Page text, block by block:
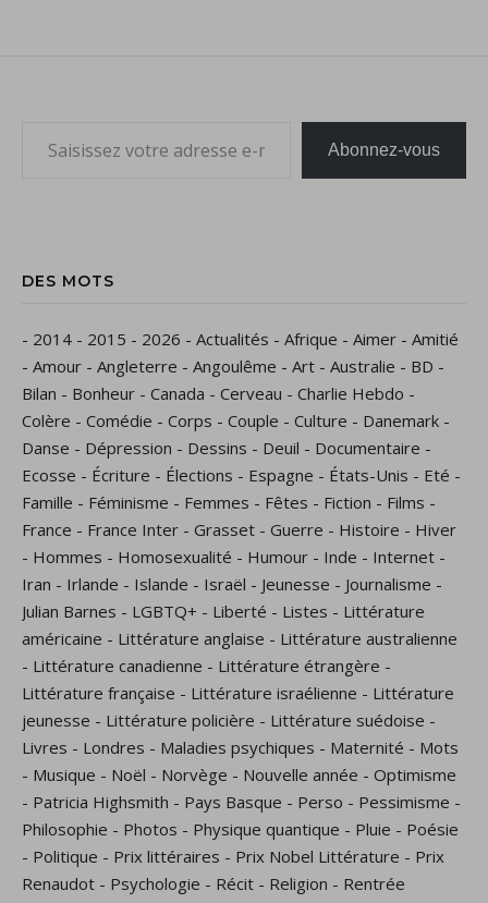
Abonnez-vous
DES MOTS
- 2014 - 2015 - 2026 - Actualités - Afrique - Aimer - Amitié
- Amour - Angleterre - Angoulême - Art - Australie - BD -
Bilan - Bonheur - Canada - Cerveau - Charlie Hebdo -
Colère - Comédie - Corps - Couple - Culture - Danemark -
Danse - Dépression - Dessins - Deuil - Documentaire -
Ecosse - Écriture - Élections - Espagne - États-Unis - Eté -
Famille - Féminisme - Femmes - Fêtes - Fiction - Films -
France - France Inter - Grasset - Guerre - Histoire - Hiver
- Hommes - Homosexualité - Humour - Inde - Internet -
Iran - Irlande - Islande - Israël - Jeunesse - Journalisme -
Julian Barnes - LGBTQ+ - Liberté - Listes - Littérature
américaine - Littérature anglaise - Littérature australienne
- Littérature canadienne - Littérature étrangère -
Littérature française - Littérature israélienne - Littérature
jeunesse - Littérature policière - Littérature suédoise -
Livres - Londres - Maladies psychiques - Maternité - Mots
- Musique - Noël - Norvège - Nouvelle année - Optimisme
- Patricia Highsmith - Pays Basque - Perso - Pessimisme -
Philosophie - Photos - Physique quantique - Pluie - Poésie
- Politique - Prix littéraires - Prix Nobel Littérature - Prix
Renaudot - Psychologie - Récit - Religion - Rentrée